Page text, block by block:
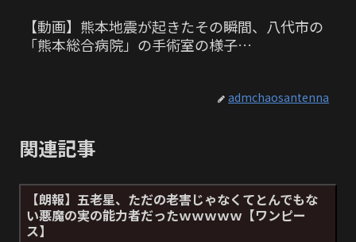
【動画】熊本地震が起きたその瞬間、八代市の
「熊本総合病院」の手術室の様子…
admchaosantenna
関連記事
【朗報】五老星、ただの老害じゃなくてとんでもな
い悪魔の実の能力者だったｗｗｗｗｗ【ワンピー
ス】